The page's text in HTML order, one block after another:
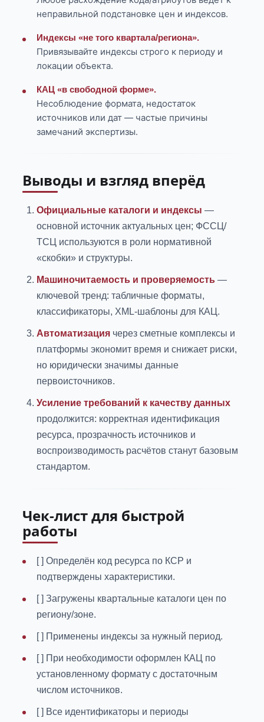
неправильной подстановке цен и индексов.
Индексы «не того квартала/региона».
Привязывайте индексы строго к периоду и
локации объекта.
КАЦ «в свободной форме».
Несоблюдение формата, недостаток
источников или дат — частые причины
замечаний экспертизы.
Выводы и взгляд вперёд
Официальные каталоги и индексы —
основной источник актуальных цен; ФССЦ/
ТСЦ используются в роли нормативной
«скобки» и структуры.
Машиночитаемость и проверяемость —
ключевой тренд: табличные форматы,
классификаторы, XML-шаблоны для КАЦ.
Автоматизация через сметные комплексы и
платформы экономит время и снижает риски,
но юридически значимы данные
первоисточников.
Усиление требований к качеству данных
продолжится: корректная идентификация
ресурса, прозрачность источников и
воспроизводимость расчётов станут базовым
стандартом.
Чек-лист для быстрой
работы
[ ] Определён код ресурса по КСР и
подтверждены характеристики.
[ ] Загружены квартальные каталоги цен по
региону/зоне.
[ ] Применены индексы за нужный период.
[ ] При необходимости оформлен КАЦ по
установленному формату с достаточным
числом источников.
[ ] Все идентификаторы и периоды